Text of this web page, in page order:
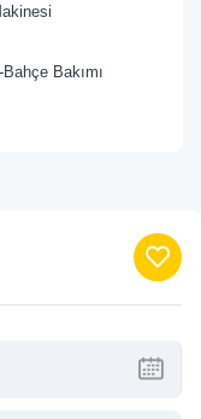
Bakımı